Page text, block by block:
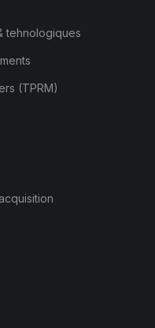
tehnologiques
(TPRM)